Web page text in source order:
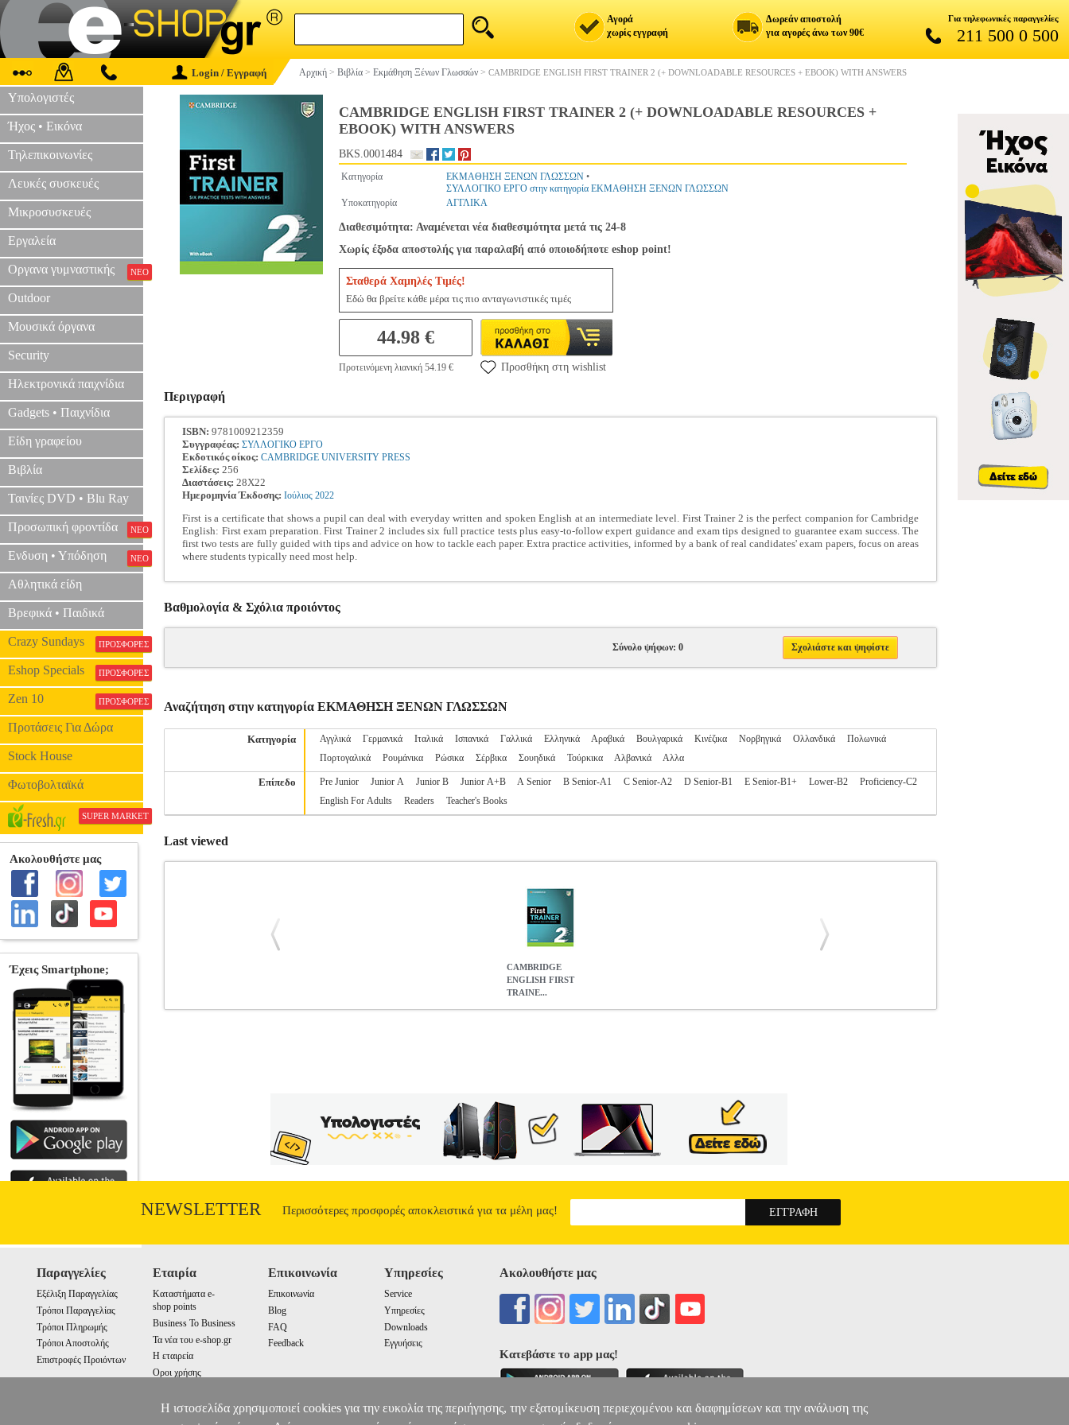
Αγορά
χωρίς εγγραφή
Δωρεάν αποστολή
για αγορές άνω των 90€
Για τηλεφωνικές παραγγελίες
211 500 0 500
Login / Εγγραφή Αρχική > Βιβλία > Εκμάθηση Ξένων Γλωσσών > CAMBRIDGE ENGLISH FIRST TRAINER 2 (+ DOWNLOADABLE RESOURCES + EBOOK) WITH ANSWERS
Υπολογιστές
Ήχος • Εικόνα
Τηλεπικοινωνίες
Λευκές συσκευές
Μικροσυσκευές
Εργαλεία
Οργανα γυμναστικής ΝΕΟ
Outdoor
Μουσικά όργανα
Security
Ηλεκτρονικά παιχνίδια
Gadgets • Παιχνίδια
Είδη γραφείου
Βιβλία
Ταινίες DVD • Blu Ray
Προσωπική φροντίδα ΝΕΟ
Ενδυση • Υπόδηση ΝΕΟ
Αθλητικά είδη
Βρεφικά • Παιδικά
Crazy Sundays ΠΡΟΣΦΟΡΕΣ
Eshop Specials ΠΡΟΣΦΟΡΕΣ
Zen 10 ΠΡΟΣΦΟΡΕΣ
Προτάσεις Για Δώρα
Stock House
Φωτοβολταϊκά
SUPER MARKET
CAMBRIDGE ENGLISH FIRST TRAINER 2 (+ DOWNLOADABLE RESOURCES +
EBOOK) WITH ANSWERS
BKS.0001484
Κατηγορία ΕΚΜΑΘΗΣΗ ΞΕΝΩΝ ΓΛΩΣΣΩΝ •
ΣΥΛΛΟΓΙΚΟ ΕΡΓΟ στην κατηγορία ΕΚΜΑΘΗΣΗ ΞΕΝΩΝ ΓΛΩΣΣΩΝ
Υποκατηγορία
ΑΓΓΛΙΚΑ
Διαθεσιμότητα: Αναμένεται νέα διαθεσιμότητα μετά τις 24-8
Χωρίς έξοδα αποστολής για παραλαβή από οποιοδήποτε eshop point!
Σταθερά Χαμηλές Τιμές!
Εδώ θα βρείτε κάθε μέρα τις πιο ανταγωνιστικές τιμές
44.98 €
Προτεινόμενη λιανική 54.19 € Προσθήκη στη wishlist
Περιγραφή
ISBN: 9781009212359
Συγγραφέας: ΣΥΛΛΟΓΙΚΟ ΕΡΓΟ
Εκδοτικός οίκος: CAMBRIDGE UNIVERSITY PRESS
Σελίδες: 256
Διαστάσεις: 28X22
Ημερομηνία Έκδοσης: Ιούλιος 2022
First is a certificate that shows a pupil can deal with everyday written and spoken English at an intermediate level. First Trainer 2 is the perfect companion for Cambridge
English: First exam preparation. First Trainer 2 includes six full practice tests plus easy-to-follow expert guidance and exam tips designed to guarantee exam success. The
first two tests are fully guided with tips and advice on how to tackle each paper. Extra practice activities, informed by a bank of real candidates' exam papers, focus on areas
where students typically need most help.
Βαθμολογία & Σχόλια προιόντος
Σύνολο ψήφων: 0 Σχολιάστε και ψηφίστε
Αναζήτηση στην κατηγορία ΕΚΜΑΘΗΣΗ ΞΕΝΩΝ ΓΛΩΣΣΩΝ
Κατηγορία Αγγλικά Γερμανικά Ιταλικά Ισπανικά Γαλλικά Ελληνικά Αραβικά Βουλγαρικά Κινέζικα Νορβηγικά Ολλανδικά
Πολωνικά
Πορτογαλικά
Ρουμάνικα Ρώσικα Σέρβικα Σουηδικά Τούρκικα Αλβανικά Αλλα
Επίπεδο Pre Junior Junior A Junior B Junior A+B A Senior B Senior-A1 C Senior-A2 D Senior-B1 E Senior-B1+ Lower-B2
Proficiency-C2
English For Adults
Readers Teacher's Books
Last viewed
CAMBRIDGE
ENGLISH FIRST
TRAINE...
with tips and advice on how to tackle each paper. Extra practice activities, informed by a bank of real candidates' exam papers, focus on areas where students
CAMBRIDGE ENGLISH FIRST TRAINER 2 (+ DOWNLOADABLE RESOURCES + EBOOK) WITH ANSWERS
37.33
NEWSLETTER Περισσότερες προσφορές αποκλειστικά για τα μέλη μας!
Παραγγελίες
Εξέλιξη Παραγγελίας
Τρόποι Παραγγελίας
Τρόποι Πληρωμής
Τρόποι Αποστολής
Επιστροφές Προιόντων
Εταιρία
Καταστήματα e-
shop points
Business To Business
Τα νέα του e-shop.gr
Η εταιρεία
Οροι χρήσης
Επικοινωνία
Επικοινωνία
Blog
FAQ
Feedback
Υπηρεσίες
Service
Υπηρεσίες
Downloads
Εγγυήσεις
Ακολουθήστε μας
Κατεβάστε το app μας!
Η ιστοσελίδα χρησιμοποιεί cookies για την ευκολία της περιήγησης, την εξατομίκευση περιεχομένου και διαφημίσεων και την ανάλυση της